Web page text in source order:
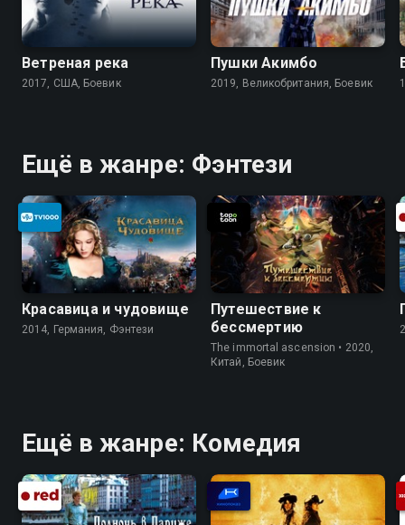
Ветреная река
2017, США, Боевик
Пушки Акимбо
2019, Великобритания, Боевик
Ещё в жанре: Фэнтези
Красавица и чудовище
2014, Германия, Фэнтези
Путешествие к
бессмертию
The immortal ascension • 2020,
Китай, Боевик
Ещё в жанре: Комедия